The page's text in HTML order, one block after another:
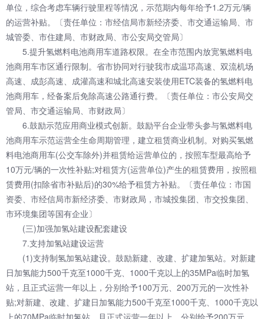
单位，综合考虑车辆行驶里程等情况，示范期内每年给予1.2万元/辆
的运营补贴。〔责任单位：市经信局市新经济委、市交通运输局、市
城管委、市住建局、市财政局、市公安局交管局〕
5.提升氢燃料电池商用车道路权限。在全市范围内放宽氢燃料电
池商用车市区通行限制。省市协同对行驶我市成温邛高速、双流机场
高速、成彭高速、成灌高速和城北高速安装使用ETC装备的氢燃料电
池商用车，经备案后免除高速公路通行费。〔责任单位：市公安局交
管局、市交通运输局、市财政局〕
6.鼓励示范应用商业模式创新。鼓励平台企业带头参与氢燃料电
池商用车示范运营全生命周期管理，建立租赁商业机制。对购买氢燃
料电池商用车(公交车除外)并租赁给运营单位的，按照车型最高给予
10万元/辆的一次性补贴;对租赁方(运营单位)产生的租赁费用，按照租
赁费用(扣除省市补贴后)的30%给予租赁方补贴。〔责任单位：市国
资委、市经信局市新经济委、市财政局，市城投集团、市交投集团、
市环境集团等国有企业〕
(三)加强加氢站建设配套建设
7.支持加氢站建设运营
(1)支持制氢加氢站建设。鼓励新建、改建、扩建加氢站。对新建
日加氢能力500千克至1000千克、1000千克以上的35MPa临时加氢
站，且正式运营一年以上，分别给予100万元、200万元的一次性补
贴;对新建、改建、扩建日加氢能力500千克至1000千克、1000千克以
上的70MPa临时加氢站，且正式运营一年以上，分别给予200万元、